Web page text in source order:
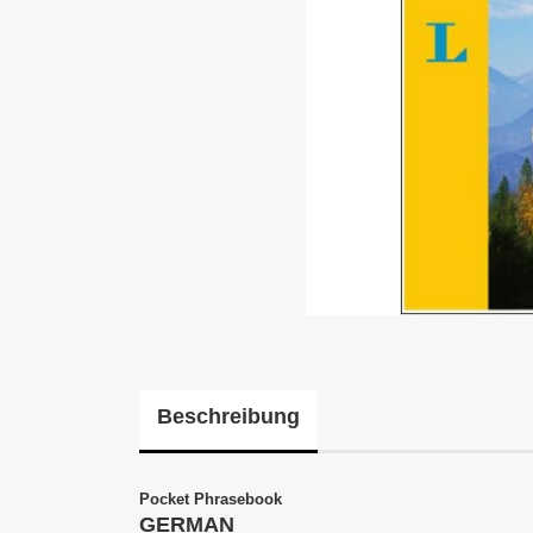
Beschreibung
Pocket Phrasebook
GERMAN